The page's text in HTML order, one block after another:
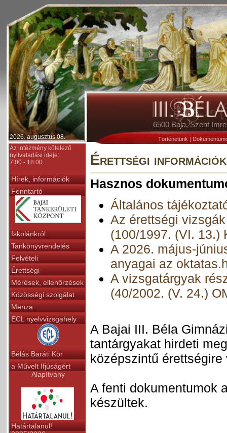
2026. augusztus 08.
6500 Baja, Szent
Történetünk |
Az intézmény kötelező
nyitvatartási ideje:
7:00 - 18:00
Hírek, információk
Fenntartó
Iskolánkról
Tankönyvrendelés
Felvételi
Érettségi
Mérések, ellenőrzések
Közösségi szolgálat
Menza
ECL nyelvvizsgahely
Bélás Baráti Kör
a Művelt Ifjúságért
Alapítvány
Határtalanul!
Érettségi információk
Hasznos
Általános
Az érettségi
(100/1997. (VI. 13.)
A 2026. május-
anyagai az
A vizsgatárgyak
(40/2002. (V. 24.)
A Bajai III. Béla
tantárgyakat hirdeti
középszintű
A fenti dokumentumok
készültek.